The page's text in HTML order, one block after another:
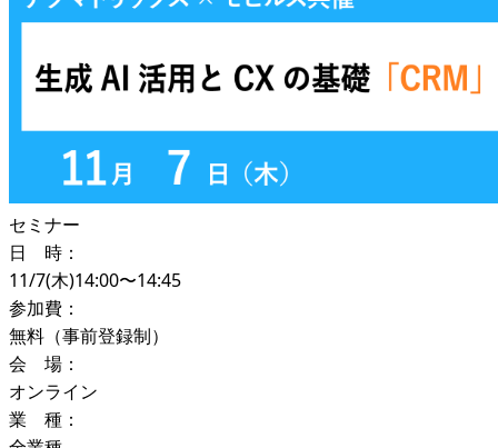
セミナー
日 時：
11/7(木)14:00〜14:45
参加費：
無料（事前登録制）
会 場：
オンライン
業 種：